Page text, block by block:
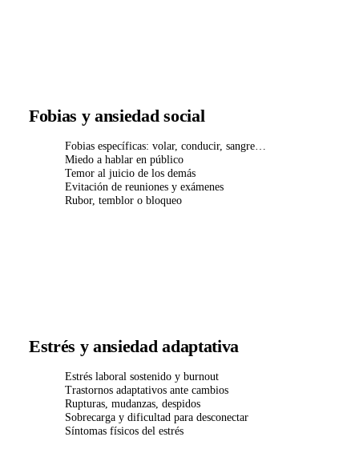
Fobias y ansiedad social
Fobias específicas: volar, conducir, sangre…
Miedo a hablar en público
Temor al juicio de los demás
Evitación de reuniones y exámenes
Rubor, temblor o bloqueo
Estrés y ansiedad adaptativa
Estrés laboral sostenido y burnout
Trastornos adaptativos ante cambios
Rupturas, mudanzas, despidos
Sobrecarga y dificultad para desconectar
Síntomas físicos del estrés